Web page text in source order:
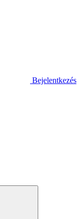
Bejelentkezés